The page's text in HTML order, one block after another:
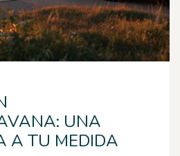
UNA
A TU MEDIDA